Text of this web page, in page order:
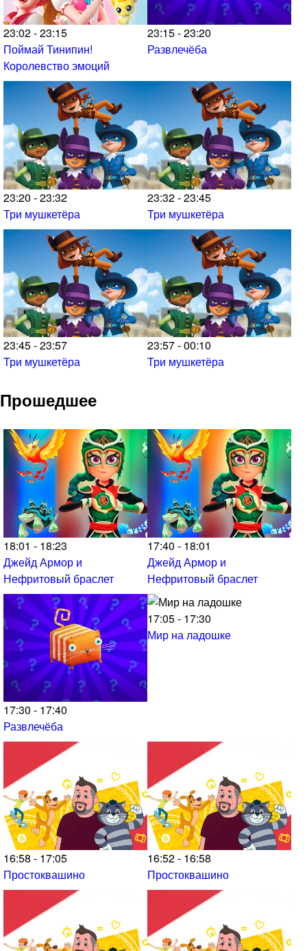
23:02 - 23:15
Поймай Тинипин!
Королевство эмоций
23:15 - 23:20
Развлечёба
23:20 - 23:32
Три мушкетёра
23:32 - 23:45
Три мушкетёра
23:45 - 23:57
Три мушкетёра
23:57 - 00:10
Три мушкетёра
Прошедшее
18:01 - 18:23
Джейд Армор и
Нефритовый браслет
17:40 - 18:01
Джейд Армор и
Нефритовый браслет
17:30 - 17:40
Развлечёба
17:05 - 17:30
Мир на ладошке
16:58 - 17:05
Простоквашино
16:52 - 16:58
Простоквашино